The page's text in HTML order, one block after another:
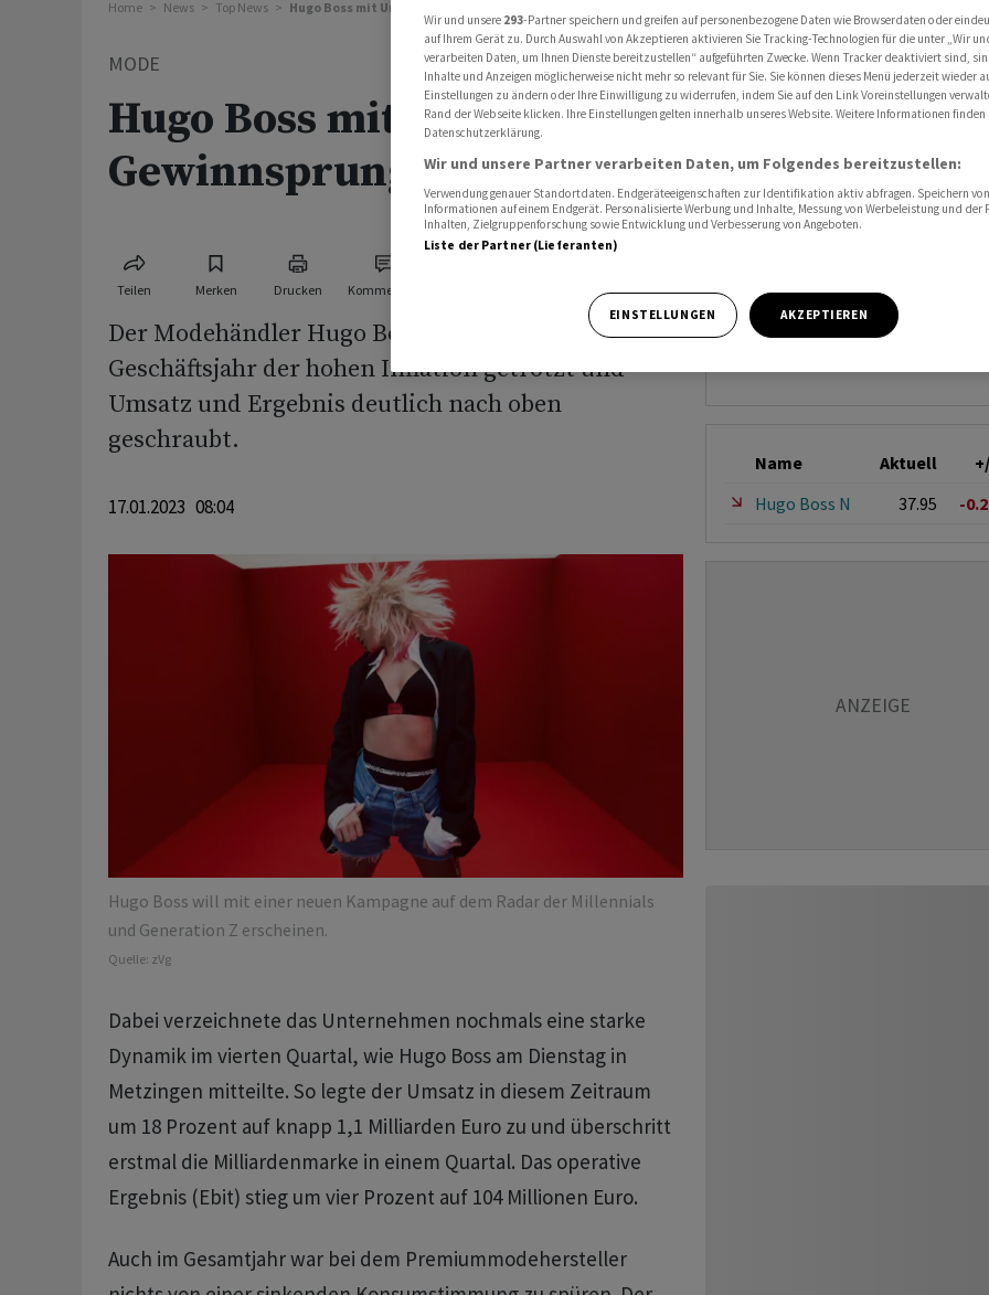
Home News Top News Hugo Boss mit Umsatz- und Gewinnsprung
MODE
Hugo Boss mit Umsatz- und
Gewinnsprung
Teilen Merken Drucken Kommentare
Der Modehändler Hugo Boss hat im vergangenen
Geschäftsjahr der hohen Inflation getrotzt und
Umsatz und Ergebnis deutlich nach oben
geschraubt.
17.01.2023 08:04
Hugo Boss will mit einer neuen Kampagne auf dem Radar der Millennials
und Generation Z erscheinen.
Quelle: zVg
Dabei verzeichnete das Unternehmen nochmals eine starke
Dynamik im vierten Quartal, wie Hugo Boss am Dienstag in
Metzingen mitteilte. So legte der Umsatz in diesem Zeitraum
um 18 Prozent auf knapp 1,1 Milliarden Euro zu und überschritt
erstmal die Milliardenmarke in einem Quartal. Das operative
Ergebnis (Ebit) stieg um vier Prozent auf 104 Millionen Euro.
Auch im Gesamtjahr war bei dem Premiummodehersteller
HUGO BOSS
Name Aktuell
Hugo Boss N
37.95 -
Wir und unsere 293-Partner speichern und greifen auf personenbezogene Daten wie Browserdaten oder
auf Ihrem Gerät zu. Durch Auswahl von Akzeptieren aktivieren Sie Tracking-Technologien für die unter „Wir
verarbeiten Daten, um Ihnen Dienste bereitzustellen“ aufgeführten Zwecke. Wenn Tracker deaktiviert sind,
Inhalte und Anzeigen möglicherweise nicht mehr so relevant für Sie. Sie können dieses Menü jederzeit wieder
Einstellungen zu ändern oder Ihre Einwilligung zu widerrufen, indem Sie auf den Link Voreinstellungen
Rand der Webseite klicken. Ihre Einstellungen gelten innerhalb unseres Website. Weitere Informationen finden
Datenschutzerklärung.
Wir und unsere Partner verarbeiten Daten, um Folgendes bereitzustellen:
Verwendung genauer Standortdaten. Endgeräteeigenschaften zur Identifikation aktiv abfragen. Speichern
Informationen auf einem Endgerät. Personalisierte Werbung und Inhalte, Messung von Werbeleistung und der
Inhalten, Zielgruppenforschung sowie Entwicklung und Verbesserung von Angeboten.
Liste der Partner (Lieferanten)
EINSTELLUNGEN AKZEPTIEREN